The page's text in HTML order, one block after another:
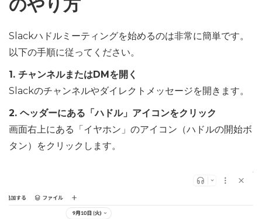
のやり方
Slackハドルミーティングを始めるのは非常に簡単です。
以下の手順に従ってください。
1. チャンネルまたはDMを開く
Slackのチャンネルやダイレクトメッセージを開きます。
2. ヘッダーにある「ハドル」アイコンをクリック
画面右上にある「イヤホン」のアイコン（ハドルの開始ボ
タン）をクリックします。